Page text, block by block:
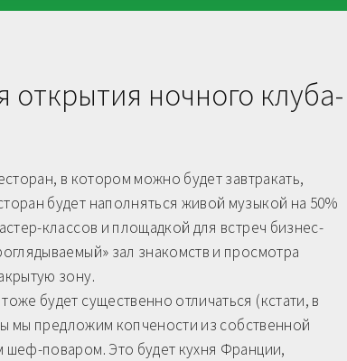
ночного клуба-
в котором можно будет завтракать,
будет наполняться живой музыкой на 50%
классов и площадкой для встреч бизнес-
зал знакомств и просмотра
зону.
будет существенно отличаться (кстати, в
мы предложим копчености из собственной
шеф-поваром. Это будет кухня Франции,